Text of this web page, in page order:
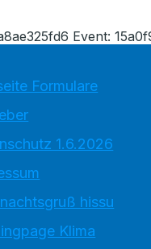
Event:
Formulare
1.6.2026
hissu
Klima